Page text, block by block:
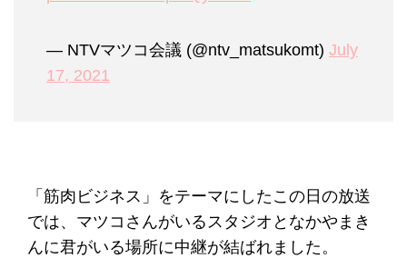
— NTVマツコ会議 (@ntv_matsukomt) July
17, 2021
「筋肉ビジネス」をテーマにしたこの日の放送
では、マツコさんがいるスタジオとなかやまき
んに君がいる場所に中継が結ばれました。